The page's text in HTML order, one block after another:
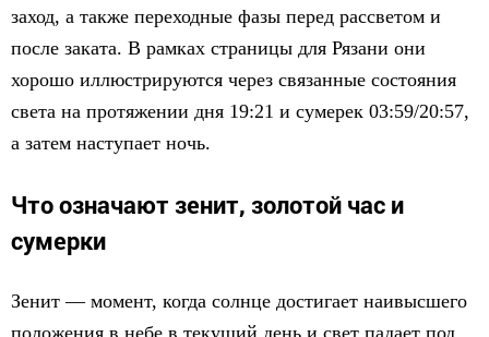
заход, а также переходные фазы перед рассветом и
после заката. В рамках страницы для Рязани они
хорошо иллюстрируются через связанные состояния
света на протяжении дня 19:21 и сумерек 03:59/20:57,
а затем наступает ночь.
Что означают зенит, золотой час и
сумерки
Зенит — момент, когда солнце достигает наивысшего
положения в небе в текущий день и свет падает под